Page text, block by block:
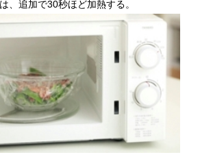
場合は、単純に材料を増やして
しまうと、うまく火が通りませ
て加熱してください。
関連動画